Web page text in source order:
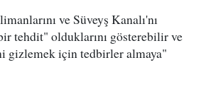
ve Süveyş Kanalı'nı
tehdit" olduklarını gösterebilir ve
gizlemek için tedbirler almaya"